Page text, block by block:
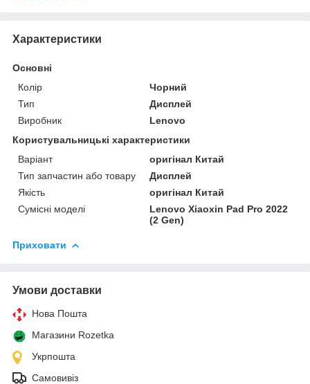
Характеристики
Основні
Колір
Чорний
Тип
Дисплей
Виробник
Lenovo
Користувальницькі характеристики
Варіант
оригінал Китай
Тип запчастин або товару
Дисплей
Якість
оригінал Китай
Сумісні моделі
Lenovo Xiaoxin Pad Pro 2022
(2 Gen)
Приховати
Умови доставки
Нова Пошта
Магазини Rozetka
Укрпошта
Самовивіз